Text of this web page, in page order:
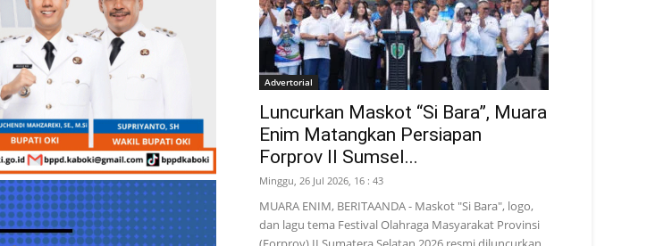
Advertorial
Luncurkan Maskot “Si Bara”, Muara
Enim Matangkan Persiapan
Forprov II Sumsel...
Minggu, 26 Jul 2026, 16 : 43
MUARA ENIM, BERITAANDA - Maskot "Si Bara", logo,
dan lagu tema Festival Olahraga Masyarakat Provinsi